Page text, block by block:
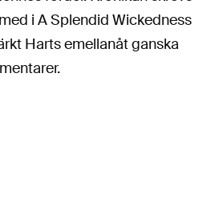
i A Splendid Wickedness
Harts emellanåt ganska